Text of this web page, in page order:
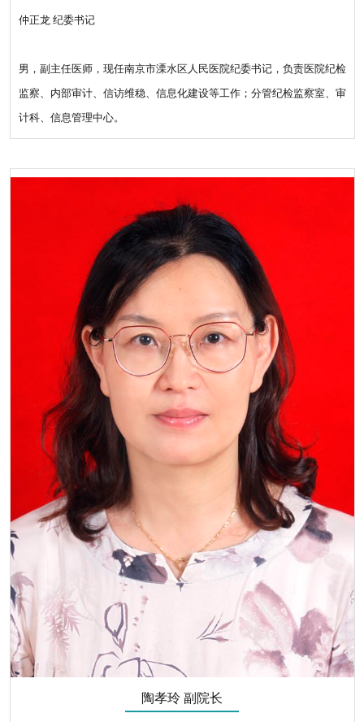
仲正龙 纪委书记
男，副主任医师，现任南京市溧水区人民医院纪委书记，负责医院纪检
监察、内部审计、信访维稳、信息化建设等工作；分管纪检监察室、审
计科、信息管理中心。
陶孝玲 副院长